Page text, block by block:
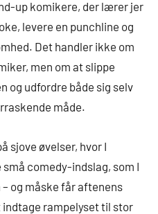
up komikere, der lærer jer
levere en punchline og
Det handler ikke om
men om at slippe
og udfordre både sig selv
måde.
sjove øvelser, hvor I
comedy-indslag, som I
og måske får aftenens
indtage rampelyset til stor